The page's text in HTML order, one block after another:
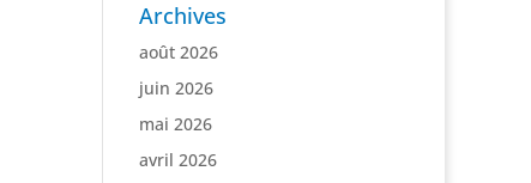
Archives
août 2026
juin 2026
mai 2026
avril 2026